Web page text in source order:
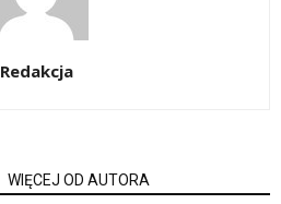
Redakcja
WIĘCEJ OD AUTORA